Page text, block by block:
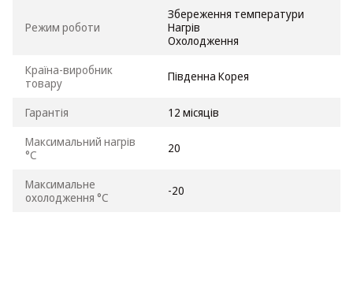
Режим роботи
Збереження температури
Нагрів
Охолодження
Країна-виробник
товару
Південна Корея
Гарантія
12 місяців
Максимальний нагрів
°C
20
Максимальне
охолодження °C
-20